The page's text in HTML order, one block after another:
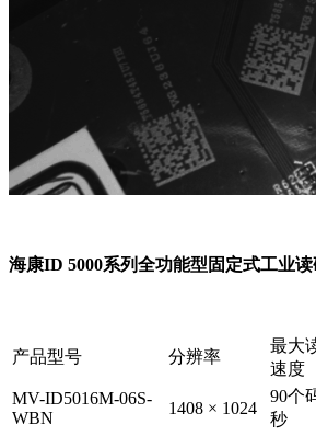
海康ID 5000系列全功能型固定式工业读码
产品型号 分辨率
最大
速度
MV-ID5016M-06S-
WBN
1408 × 1024
90个
秒